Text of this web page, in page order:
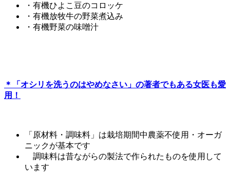
・有機ひよこ豆のコロッケ
・有機放牧牛の野菜煮込み
・有機野菜の味噌汁
＊「オシリを洗うのはやめなさい」の著者でもある女医も愛
用！
「原材料・調味料」は栽培期間中農薬不使用・オーガ
ニックが基本です
調味料は昔ながらの製法で作られたものを使用して
います